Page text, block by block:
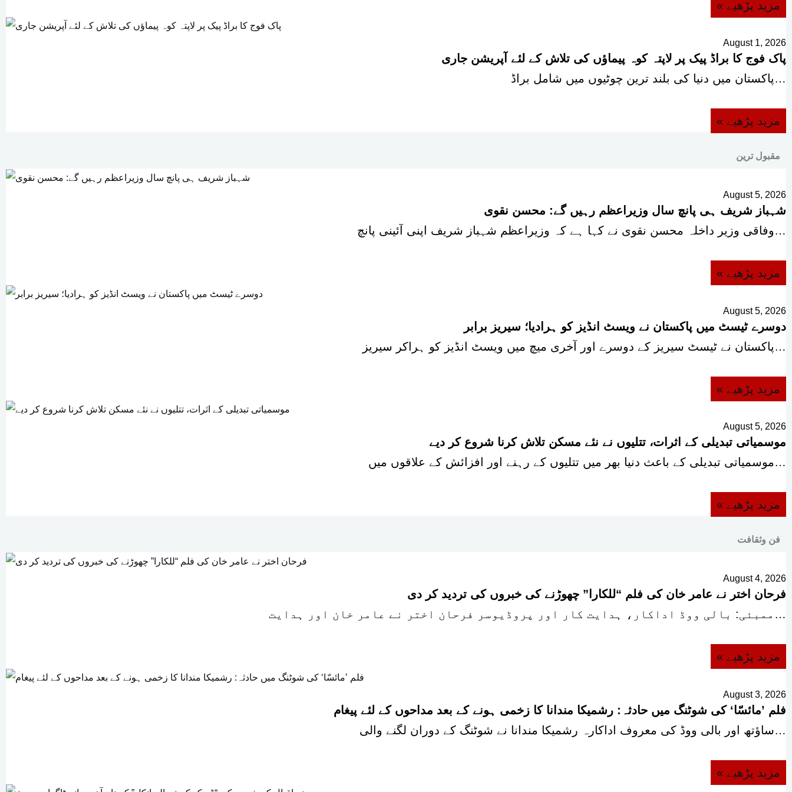
« مزید پڑھیے
August 1, 2026
پاک فوج کا براڈ پیک پر لاپتہ کوہ پیماؤں کی تلاش کے لئے آپریشن جاری
پاکستان میں دنیا کی بلند ترین چوٹیوں میں شامل براڈ…
« مزید پڑھیے
مقبول ترین
August 5, 2026
شہباز شریف ہی پانچ سال وزیراعظم رہیں گے: محسن نقوی
وفاقی وزیر داخلہ محسن نقوی نے کہا ہے کہ وزیراعظم شہباز شریف اپنی آئینی پانچ…
« مزید پڑھیے
August 5, 2026
دوسرے ٹیسٹ میں پاکستان نے ویسٹ انڈیز کو ہرادیا؛ سیریز برابر
پاکستان نے ٹیسٹ سیریز کے دوسرے اور آخری میچ میں ویسٹ انڈیز کو ہراکر سیریز…
« مزید پڑھیے
August 5, 2026
موسمیاتی تبدیلی کے اثرات، تتلیوں نے نئے مسکن تلاش کرنا شروع کر دیے
موسمیاتی تبدیلی کے باعث دنیا بھر میں تتلیوں کے رہنے اور افزائش کے علاقوں میں…
« مزید پڑھیے
فن وثقافت
August 4, 2026
فرحان اختر نے عامر خان کی فلم “للکارا” چھوڑنے کی خبروں کی تردید کر دی
ممبئی: بالی ووڈ اداکار، ہدایت کار اور پروڈیوسر فرحان اختر نے عامر خان اور ہدایت…
« مزید پڑھیے
August 3, 2026
فلم ’مائسّا‘ کی شوٹنگ میں حادثہ: رشمیکا مندانا کا زخمی ہونے کے بعد مداحوں کے لئے پیغام
ساؤتھ اور بالی ووڈ کی معروف اداکارہ رشمیکا مندانا نے شوٹنگ کے دوران لگنے والی…
« مزید پڑھیے